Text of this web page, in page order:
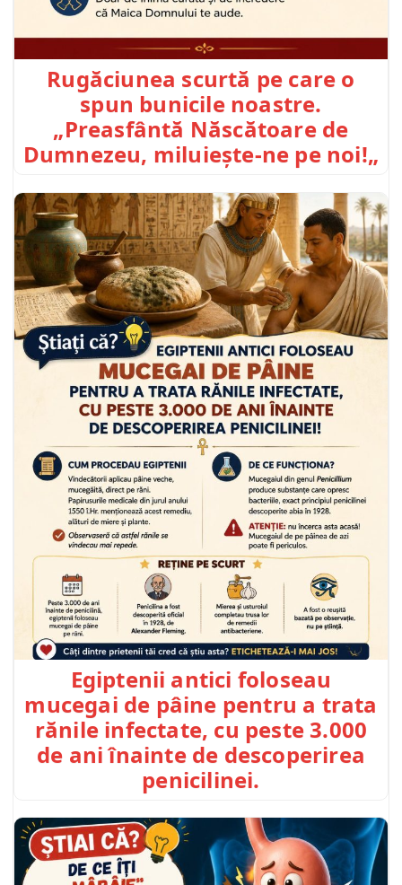
Rugăciunea scurtă pe care o
spun bunicile noastre.
„Preasfântă Născătoare de
Dumnezeu, miluiește-ne pe noi!„
Egiptenii antici foloseau
mucegai de pâine pentru a trata
rănile infectate, cu peste 3.000
de ani înainte de descoperirea
penicilinei.